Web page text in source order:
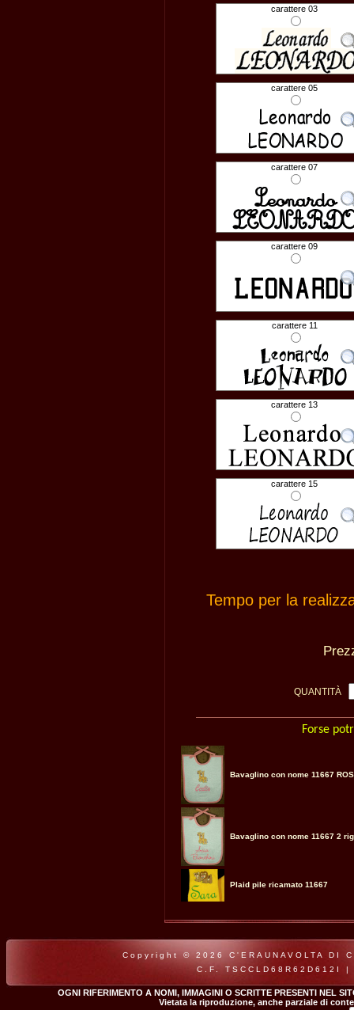
carattere 03
carattere 05
carattere 07
carattere 09
carattere 11
carattere 13
carattere 15
Tempo per la
QUANTITÀ
Forse
Bavaglino con nome 11667
Bavaglino con nome 11667 2
Plaid pile ricamato 11667
Copyright © 2026 C'ERAUNAVOLTA
C.F. TSCCLD68R62D612I
OGNI RIFERIMENTO A NOMI, IMMAGINI O SCRITTE PRESENTI NEL
Vietata la riproduzione, anche parziale di